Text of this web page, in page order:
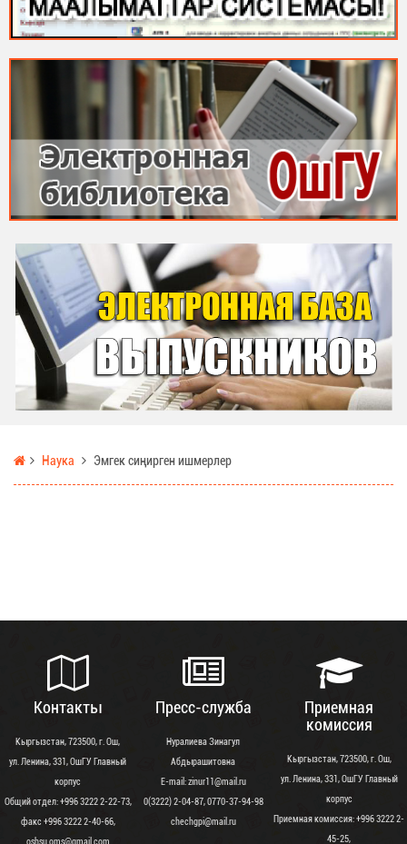
Наука Эмгек сиңирген ишмерлер
Контакты
Кыргызстан, 723500, г. Ош,
ул. Ленина, 331, ОшГУ Главный
корпус
Общий отдел: +996 3222 2-22-73,
факс +996 3222 2-40-66,
oshsu.oms@gmail.com
Пресс-служба
Нуралиева Зинагул
Абдырашитовна
Е-mail: zinur11@mail.ru
0(3222) 2-04-87, 0770-37-94-98
chechgpi@mail.ru
Приемная
комиссия
Кыргызстан, 723500, г. Ош,
ул. Ленина, 331, ОшГУ Главный
корпус
Приемная комиссия: +996 3222 2-
45-25,